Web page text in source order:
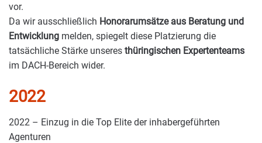
vor.
Da wir ausschließlich Honorarumsätze aus Beratung und
Entwicklung melden, spiegelt diese Platzierung die
tatsächliche Stärke unseres thüringischen Expertenteams
im DACH-Bereich wider.
2022
2022 – Einzug in die Top Elite der inhabergeführten
Agenturen